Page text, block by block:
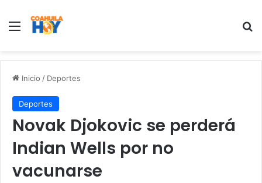
Menu
Inicio / Deportes
Deportes
Novak Djokovic se perderá
Indian Wells por no
vacunarse